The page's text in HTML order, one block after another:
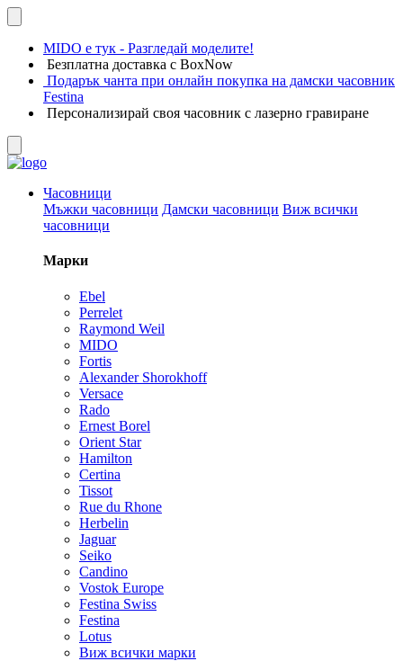
MIDO е тук - Разгледай моделите!
Безплатна доставка с BoxNow
Подарък чанта при онлайн покупка на дамски часовник
Festina
Персонализирай своя часовник с лазерно гравиране
Часовници
Мъжки часовници Дамски часовници Виж всички
часовници
Марки
Ebel
Perrelet
Raymond Weil
MIDO
Fortis
Alexander Shorokhoff
Versace
Rado
Ernest Borel
Orient Star
Hamilton
Certina
Tissot
Rue du Rhone
Herbelin
Jaguar
Seiko
Candino
Vostok Europe
Festina Swiss
Festina
Lotus
Виж всички марки